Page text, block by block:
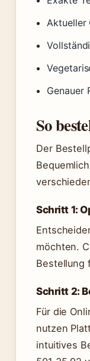
Aktueller
Genauer
So
Der
Schritt 1:
möchten.
Bestellung
Schritt 2:
Für die
nutzen
intuitives